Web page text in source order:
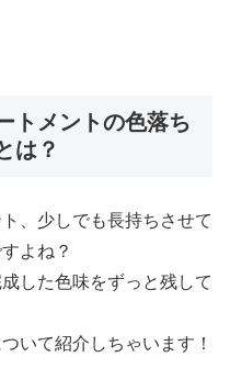
トメントの色落ち
は？
、少しでも長持ちさせて
よね？
した色味をずっと残して
いて紹介しちゃいます！